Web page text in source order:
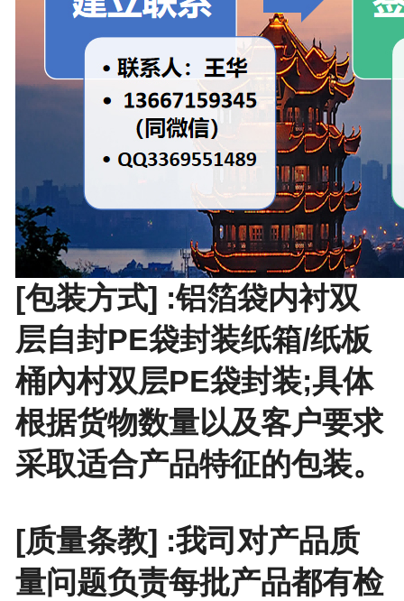
[包装方式] :铝箔袋内衬双
层自封PE袋封装纸箱/纸板
桶內村双层PE袋封装;具体
根据货物数量以及客户要求
采取适合产品特征的包装。
[质量条教] :我司对产品质
量问题负责每批产品都有检